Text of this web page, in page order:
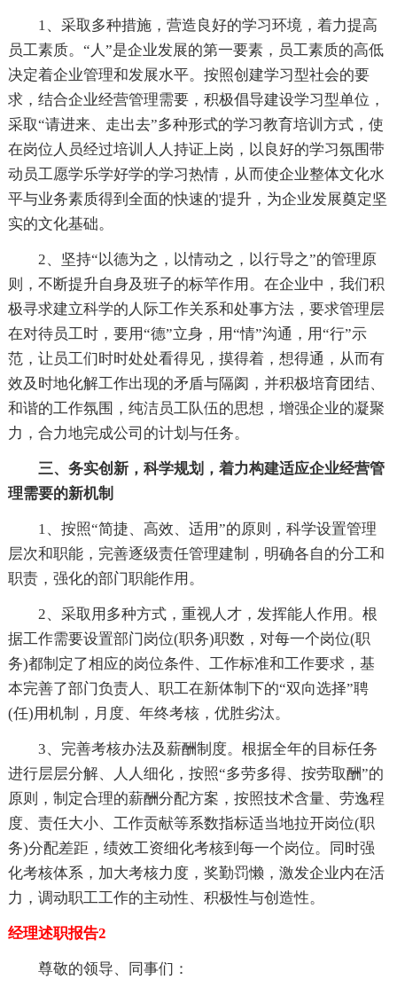
1、采取多种措施，营造良好的学习环境，着力提高
员工素质。“人”是企业发展的第一要素，员工素质的高低
决定着企业管理和发展水平。按照创建学习型社会的要
求，结合企业经营管理需要，积极倡导建设学习型单位，
采取“请进来、走出去”多种形式的学习教育培训方式，使
在岗位人员经过培训人人持证上岗，以良好的学习氛围带
动员工愿学乐学好学的学习热情，从而使企业整体文化水
平与业务素质得到全面的快速的'提升，为企业发展奠定坚
实的文化基础。
2、坚持“以德为之，以情动之，以行导之”的管理原
则，不断提升自身及班子的标竿作用。在企业中，我们积
极寻求建立科学的人际工作关系和处事方法，要求管理层
在对待员工时，要用“德”立身，用“情”沟通，用“行”示
范，让员工们时时处处看得见，摸得着，想得通，从而有
效及时地化解工作出现的矛盾与隔阂，并积极培育团结、
和谐的工作氛围，纯洁员工队伍的思想，增强企业的凝聚
力，合力地完成公司的计划与任务。
三、务实创新，科学规划，着力构建适应企业经营管
理需要的新机制
1、按照“简捷、高效、适用”的原则，科学设置管理
层次和职能，完善逐级责任管理建制，明确各自的分工和
职责，强化的部门职能作用。
2、采取用多种方式，重视人才，发挥能人作用。根
据工作需要设置部门岗位(职务)职数，对每一个岗位(职
务)都制定了相应的岗位条件、工作标准和工作要求，基
本完善了部门负责人、职工在新体制下的“双向选择”聘
(任)用机制，月度、年终考核，优胜劣汰。
3、完善考核办法及薪酬制度。根据全年的目标任务
进行层层分解、人人细化，按照“多劳多得、按劳取酬”的
原则，制定合理的薪酬分配方案，按照技术含量、劳逸程
度、责任大小、工作贡献等系数指标适当地拉开岗位(职
务)分配差距，绩效工资细化考核到每一个岗位。同时强
化考核体系，加大考核力度，奖勤罚懒，激发企业内在活
力，调动职工工作的主动性、积极性与创造性。
经理述职报告2
尊敬的领导、同事们：